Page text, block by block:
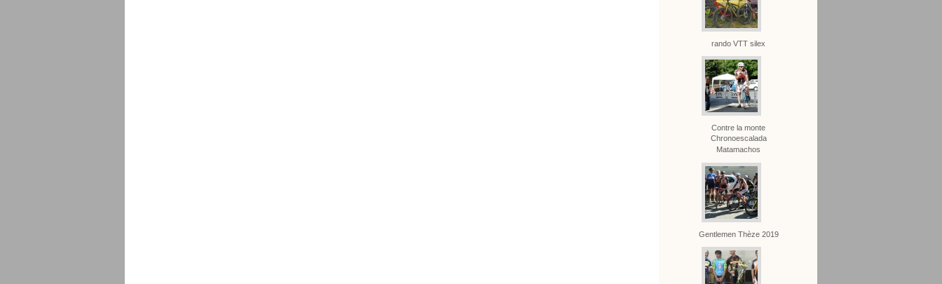
rando VTT silex
Contre la monte
Chronoescalada
Matamachos
Gentlemen Thèze 2019